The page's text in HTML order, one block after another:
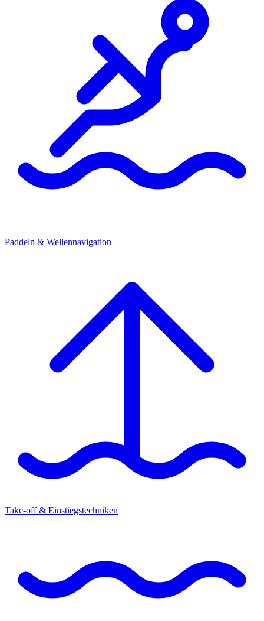
Paddeln & Wellennavigation
Take-off & Einstiegstechniken